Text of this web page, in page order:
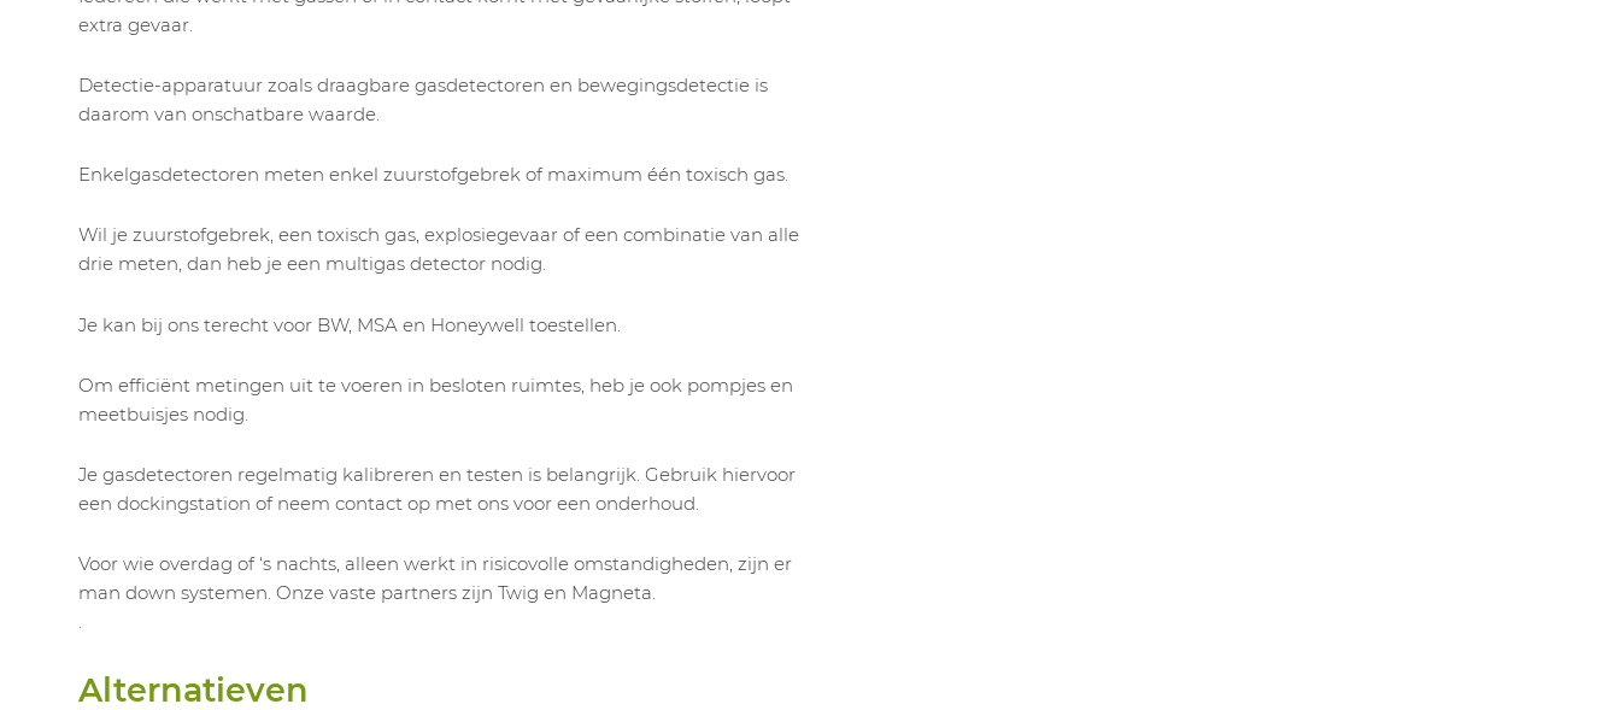
extra gevaar.
Detectie-apparatuur zoals draagbare gasdetectoren en bewegingsdetectie is
daarom van onschatbare waarde.
Enkelgasdetectoren meten enkel zuurstofgebrek of maximum één toxisch gas.
Wil je zuurstofgebrek, een toxisch gas, explosiegevaar of een combinatie van alle
drie meten, dan heb je een multigas detector nodig.
Je kan bij ons terecht voor BW, MSA en Honeywell toestellen.
Om efficiënt metingen uit te voeren in besloten ruimtes, heb je ook pompjes en
meetbuisjes nodig.
Je gasdetectoren regelmatig kalibreren en testen is belangrijk. Gebruik hiervoor
een dockingstation of neem contact op met ons voor een onderhoud.
Voor wie overdag of ‘s nachts, alleen werkt in risicovolle omstandigheden, zijn er
man down systemen. Onze vaste partners zijn Twig en Magneta.
.
Alternatieven